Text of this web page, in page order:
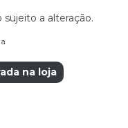
a alteração.
na loja